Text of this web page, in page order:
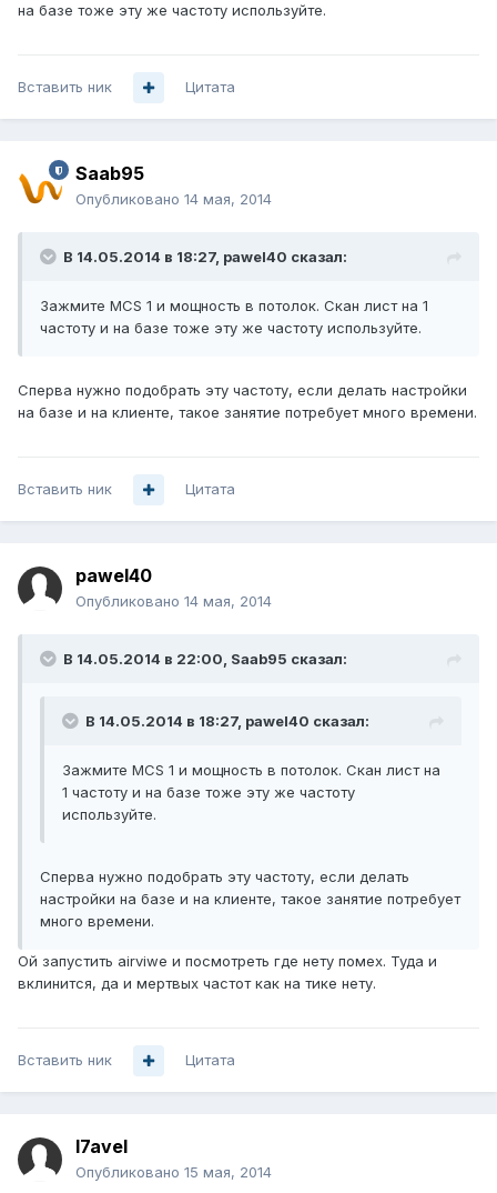
на базе тоже эту же частоту используйте.
Вставить ник Цитата
Saab95
Опубликовано 14 мая, 2014
В 14.05.2014 в 18:27, pawel40 сказал:
Зажмите MCS 1 и мощность в потолок. Скан лист на 1
частоту и на базе тоже эту же частоту используйте.
Сперва нужно подобрать эту частоту, если делать настройки
на базе и на клиенте, такое занятие потребует много времени.
Вставить ник Цитата
pawel40
Опубликовано 14 мая, 2014
В 14.05.2014 в 22:00, Saab95 сказал:
В 14.05.2014 в 18:27, pawel40 сказал:
Зажмите MCS 1 и мощность в потолок. Скан лист на
1 частоту и на базе тоже эту же частоту
используйте.
Сперва нужно подобрать эту частоту, если делать
настройки на базе и на клиенте, такое занятие потребует
много времени.
Ой запустить airviwe и посмотреть где нету помех. Туда и
вклинится, да и мертвых частот как на тике нету.
Вставить ник Цитата
l7avel
Опубликовано 15 мая, 2014